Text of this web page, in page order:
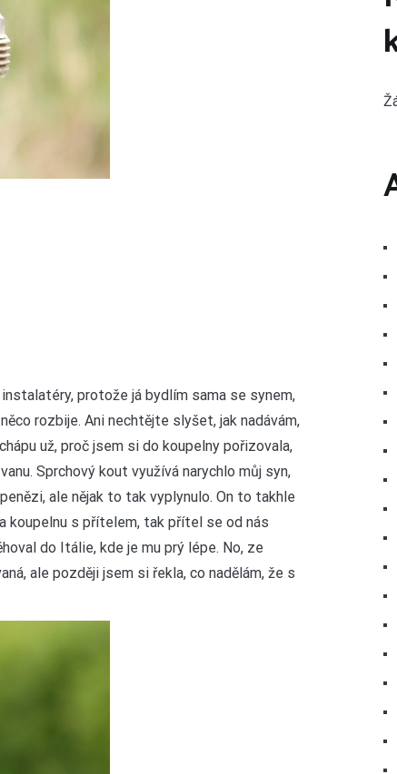
protože já bydlím sama se synem,
rozbije. Ani nechtějte slyšet, jak nadávám,
už, proč jsem si do koupelny pořizovala,
Sprchový kout využívá narychlo můj syn,
ale nějak to tak vyplynulo. On to takhle
koupelnu s přítelem, tak přítel se od nás
do Itálie, kde je mu prý lépe. No, ze
ale později jsem si řekla, co nadělám, že s